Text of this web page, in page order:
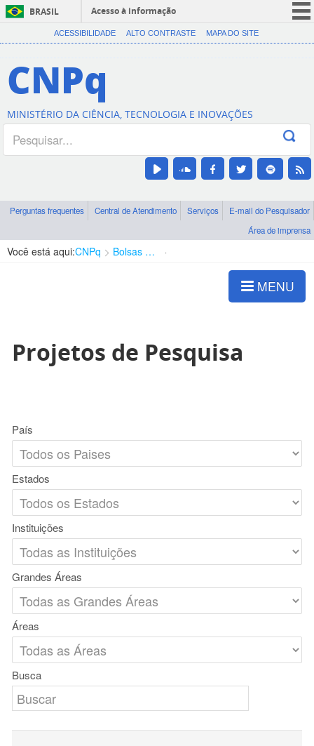
BRASIL
Acesso à informação
CORONAVÍRUS (COVID-19)
Canais
ACESSIBILIDADE ALTO CONTRASTE MAPA DO SITE
CNPq
MINISTÉRIO DA CIÊNCIA, TECNOLOGIA E INOVAÇÕES
Perguntas frequentes Central de Atendimento Serviços
E-mail do Pesquisador
Área de imprensa
Você está aqui:CNPq Bolsas e Auxílios Vigentes
MENU
Projetos de Pesquisa
País
Estados
Instituições
Grandes Áreas
Áreas
Busca